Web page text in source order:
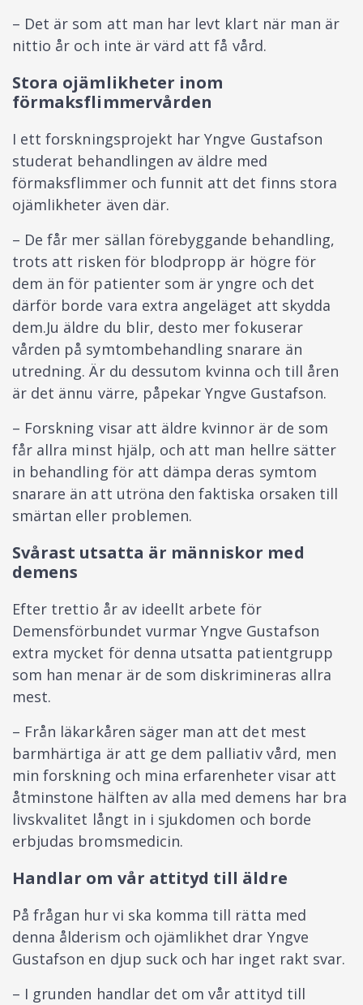
– Det är som att man har levt klart när man är
nittio år och inte är värd att få vård.
Stora ojämlikheter inom
förmaksflimmervården
I ett forskningsprojekt har Yngve Gustafson
studerat behandlingen av äldre med
förmaksflimmer och funnit att det finns stora
ojämlikheter även där.
– De får mer sällan förebyggande behandling,
trots att risken för blodpropp är högre för
dem än för patienter som är yngre och det
därför borde vara extra angeläget att skydda
dem.Ju äldre du blir, desto mer fokuserar
vården på symtombehandling snarare än
utredning. Är du dessutom kvinna och till åren
är det ännu värre, påpekar Yngve Gustafson.
– Forskning visar att äldre kvinnor är de som
får allra minst hjälp, och att man hellre sätter
in behandling för att dämpa deras symtom
snarare än att utröna den faktiska orsaken till
smärtan eller problemen.
Svårast utsatta är människor med
demens
Efter trettio år av ideellt arbete för
Demensförbundet vurmar Yngve Gustafson
extra mycket för denna utsatta patientgrupp
som han menar är de som diskrimineras allra
mest.
– Från läkarkåren säger man att det mest
barmhärtiga är att ge dem palliativ vård, men
min forskning och mina erfarenheter visar att
åtminstone hälften av alla med ­demens har bra
livskvalitet långt in i sjukdomen och borde
erbjudas bromsmedicin.
Handlar om vår attityd till äldre
På frågan hur vi ska komma till rätta med
denna ålderism och ojämlikhet drar Yngve
Gustafson en djup suck och har inget rakt svar.
– I grunden handlar det om vår attityd till